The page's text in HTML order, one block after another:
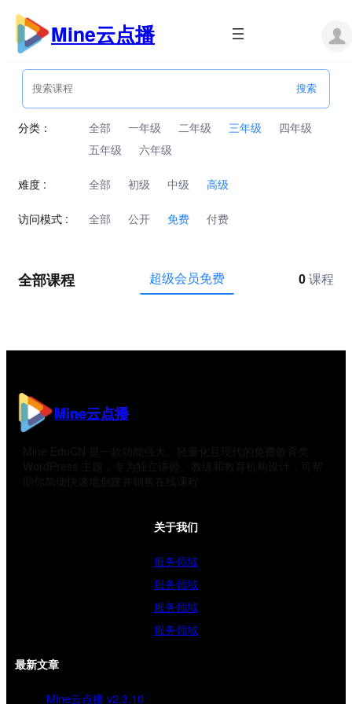
跳
内
Mine云点播
分类： 全部 一年级 二年级 三年级
四年级
五年级
六年级
难度 : 全部 初级 中级 高级
访问模式 : 全部 公开 免费 付费
全部课程 超级会员免费 0 课程
Mine云点播
Mine EduCN 是一款功能强大、轻量化且现代的免费教育类
WordPress 主题，专为独立讲师、教练和教育机构设计，可帮
助你简便快速地创建并销售在线课程
关于我们
服务领域
服务领域
服务领域
服务领域
最新文章
Mine云点播 v2.3.10